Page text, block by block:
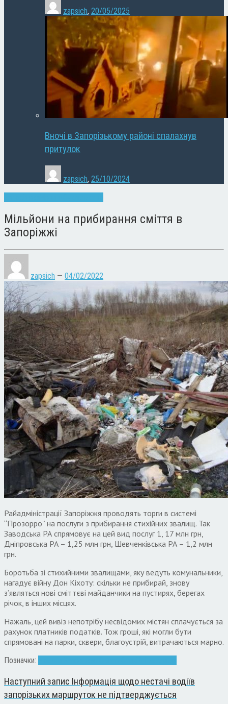
zapsich, 20/05/2025
Вночі в Запорізькому районі спалахнув
притулок
zapsich, 25/10/2024
Мільйони на прибирання сміття в
Запоріжжі
zapsich — 04/02/2022
Райадміністрації Запоріжжя проводять торги в системі
“Прозорро” на послуги з прибирання стихійних звалищ. Так
Заводська РА спрямовує на цей вид послуг 1, 17 млн грн,
Дніпровська РА – 1,25 млн грн, Шевченківська РА – 1,2 млн
грн.
Боротьба зі стихийними звалищами, яку ведуть комунальники,
нагадує війну Дон Кіхоту: скільки не прибирай, знову
з’являться нові сміттєві майданчики на пустирях, берегах
річок, в інших місцях.
Нажаль, цей вивіз непотрібу несвідомих містян сплачується за
рахунок платників податків. Тож гроші, які могли бути
спрямовані на парки, сквери, благоустрій, витрачаються марно.
Позначки:
Наступний запис Інформація щодо нестачі водіїв
запорізьких маршруток не підтверджується